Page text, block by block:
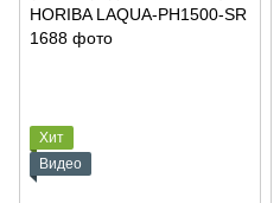
Хит
Видео